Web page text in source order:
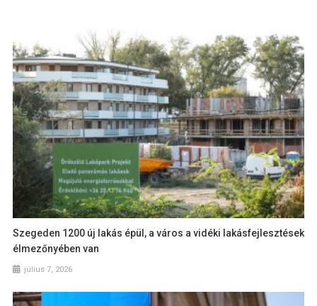
Szegeden 1200 új lakás épül, a város a vidéki lakásfejlesztések
élmezőnyében van
július 7, 2026